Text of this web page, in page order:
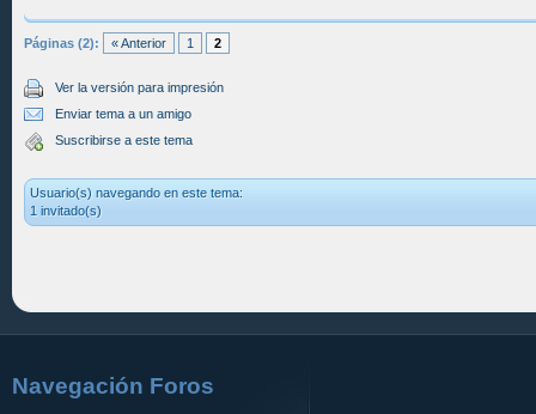
Páginas (2): « Anterior 1 2
Ver la versión para impresión
Enviar tema a un amigo
Suscribirse a este tema
Usuario(s) navegando en este tema:
1 invitado(s)
Navegación Foros